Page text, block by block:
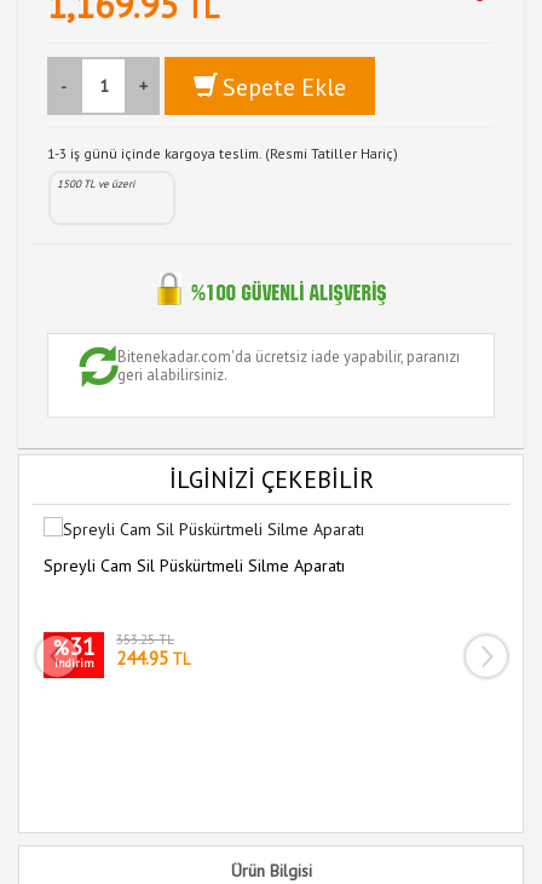
- + Sepete Ekle
1-3 iş günü içinde kargoya teslim. (Resmi Tatiller Hariç)
1500 TL ve üzeri
Bitenekadar.com'da ücretsiz iade yapabilir, paranızı
geri alabilirsiniz.
İLGİNİZİ ÇEKEBİLİR
Spreyli Cam Sil Püskürtmeli Silme Aparatı
%31
indirim
353.25 TL
244.95 TL
Ürün Bilgisi